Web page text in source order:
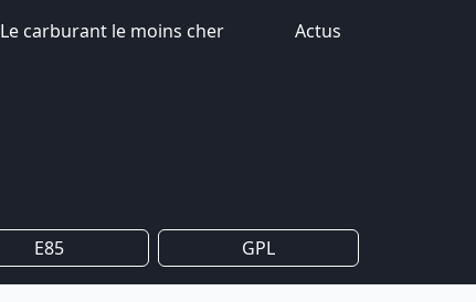
Le carburant le moins cher Actus
E85 GPL